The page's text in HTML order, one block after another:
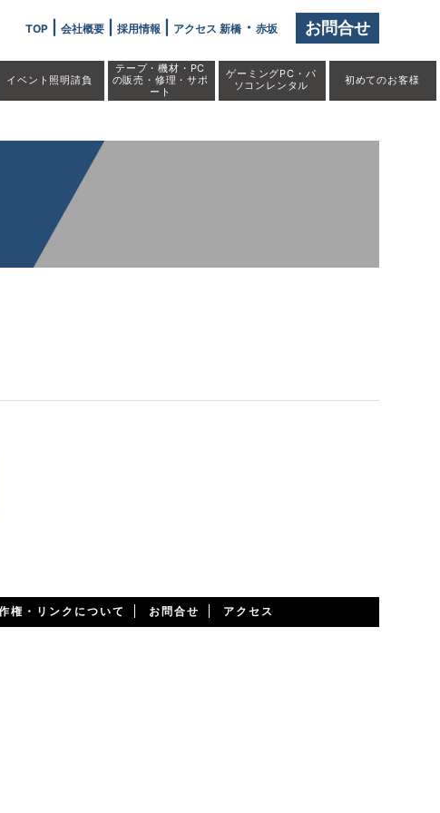
" />
お問合せ
TOP| 会社概要| 採用情報 アクセス 新橋・ 赤坂
イベント照明請負
テープ・機材・PC
の販売・修理・サポ
ート
ゲーミングPC・パ
ソコンレンタル
初めてのお客様
権・リンクについて お問合せ アクセス